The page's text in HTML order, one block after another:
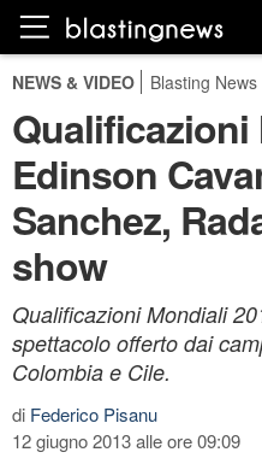
NEWS & VIDEO Blasting
Qualificazioni
Edinson
Sanchez,
show
Qualificazioni Mondiali
spettacolo offerto dai
Colombia e Cile.
di Federico Pisanu
12 giugno 2013 alle ore 09:09